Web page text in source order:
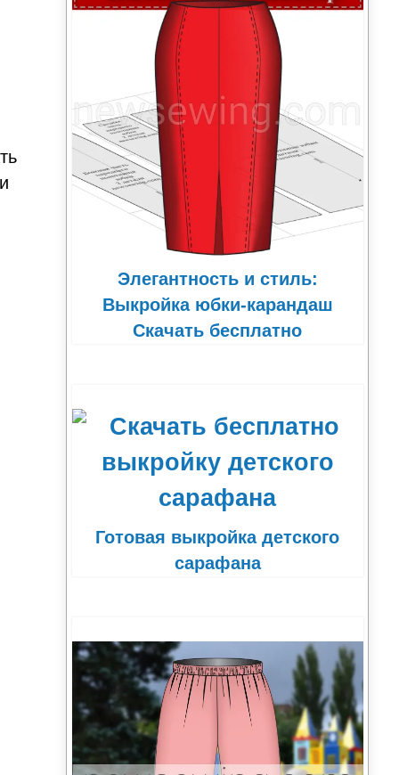
Элегантность и стиль:
Выкройка юбки-карандаш
Скачать бесплатно
Готовая выкройка детского
сарафана